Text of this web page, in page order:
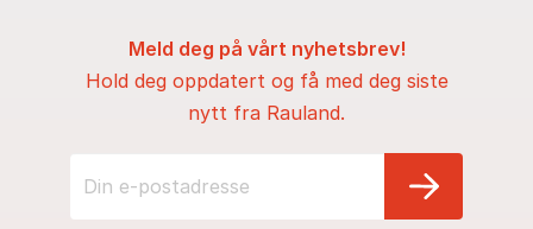
Meld deg på vårt nyhetsbrev!
Hold deg oppdatert og få med deg siste
nytt fra Rauland.